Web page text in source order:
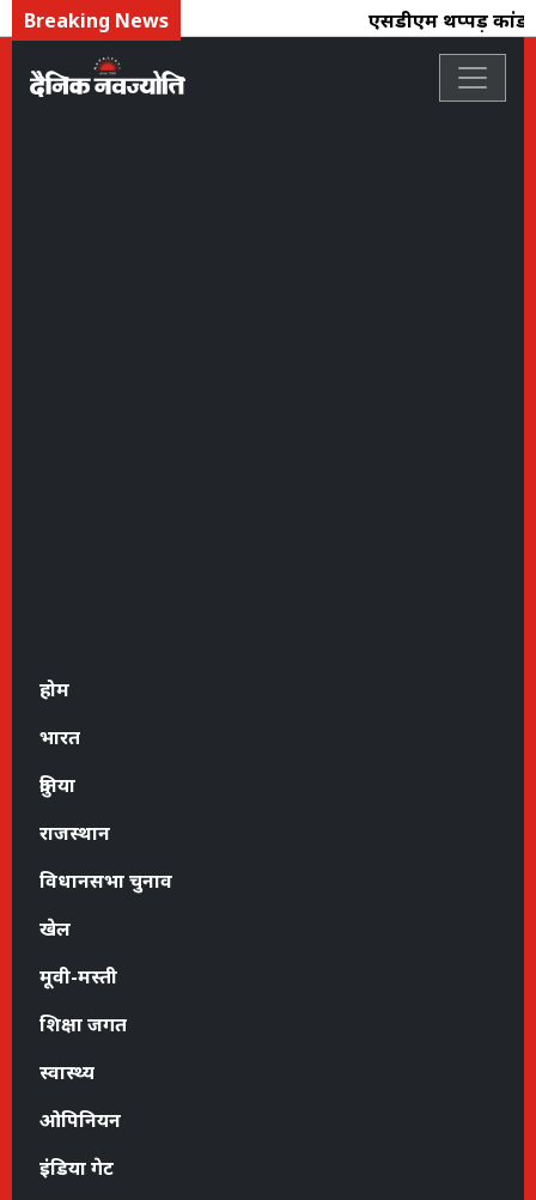
Breaking News एसडीएम थप्पड़ कांड :
होम
भारत
दुनिया
राजस्थान
विधानसभा चुनाव
खेल
मूवी-मस्ती
शिक्षा जगत
स्वास्थ्य
ओपिनियन
इंडिया गेट